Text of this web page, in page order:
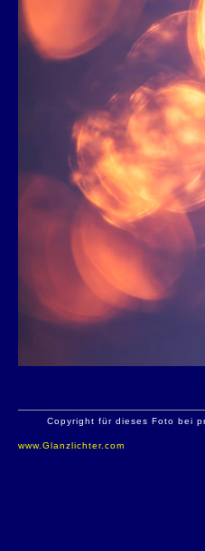
Copyright für dieses Foto bei
www.Glanzlichter.com